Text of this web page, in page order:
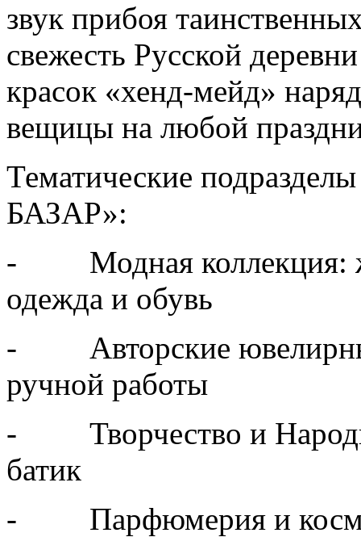
звук прибоя
свежесть Русской
красок «хенд-мейд»
вещицы на любой
Тематические
БАЗАР»:
- Модная коллекция:
одежда и обувь
- Авторские
ручной работы
- Творчество и
батик
- Парфюмерия и